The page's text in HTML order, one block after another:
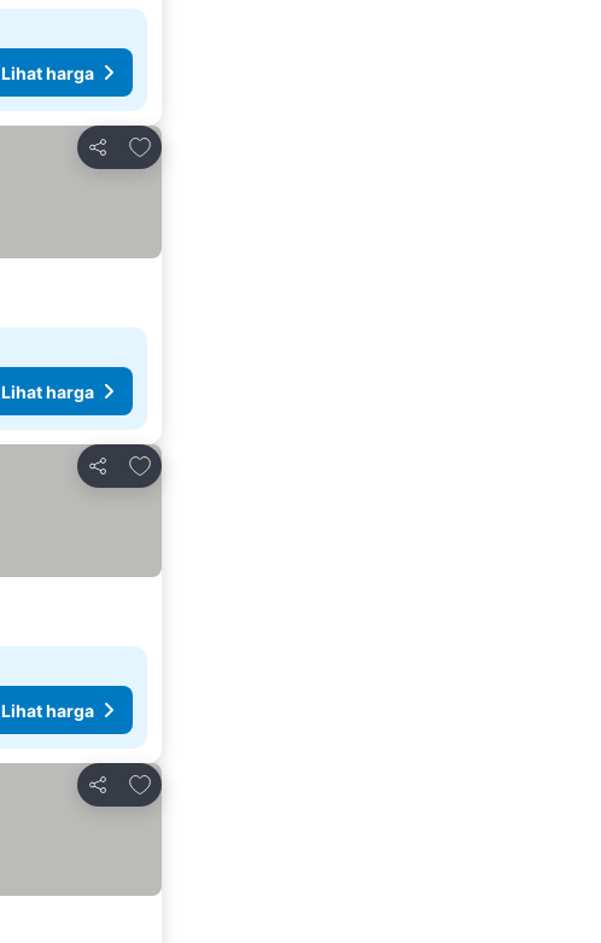
Lihat harga
Kongsi
Tambah ke favorit
Lihat harga
Kongsi
Tambah ke favorit
Lihat harga
Kongsi
Tambah ke favorit